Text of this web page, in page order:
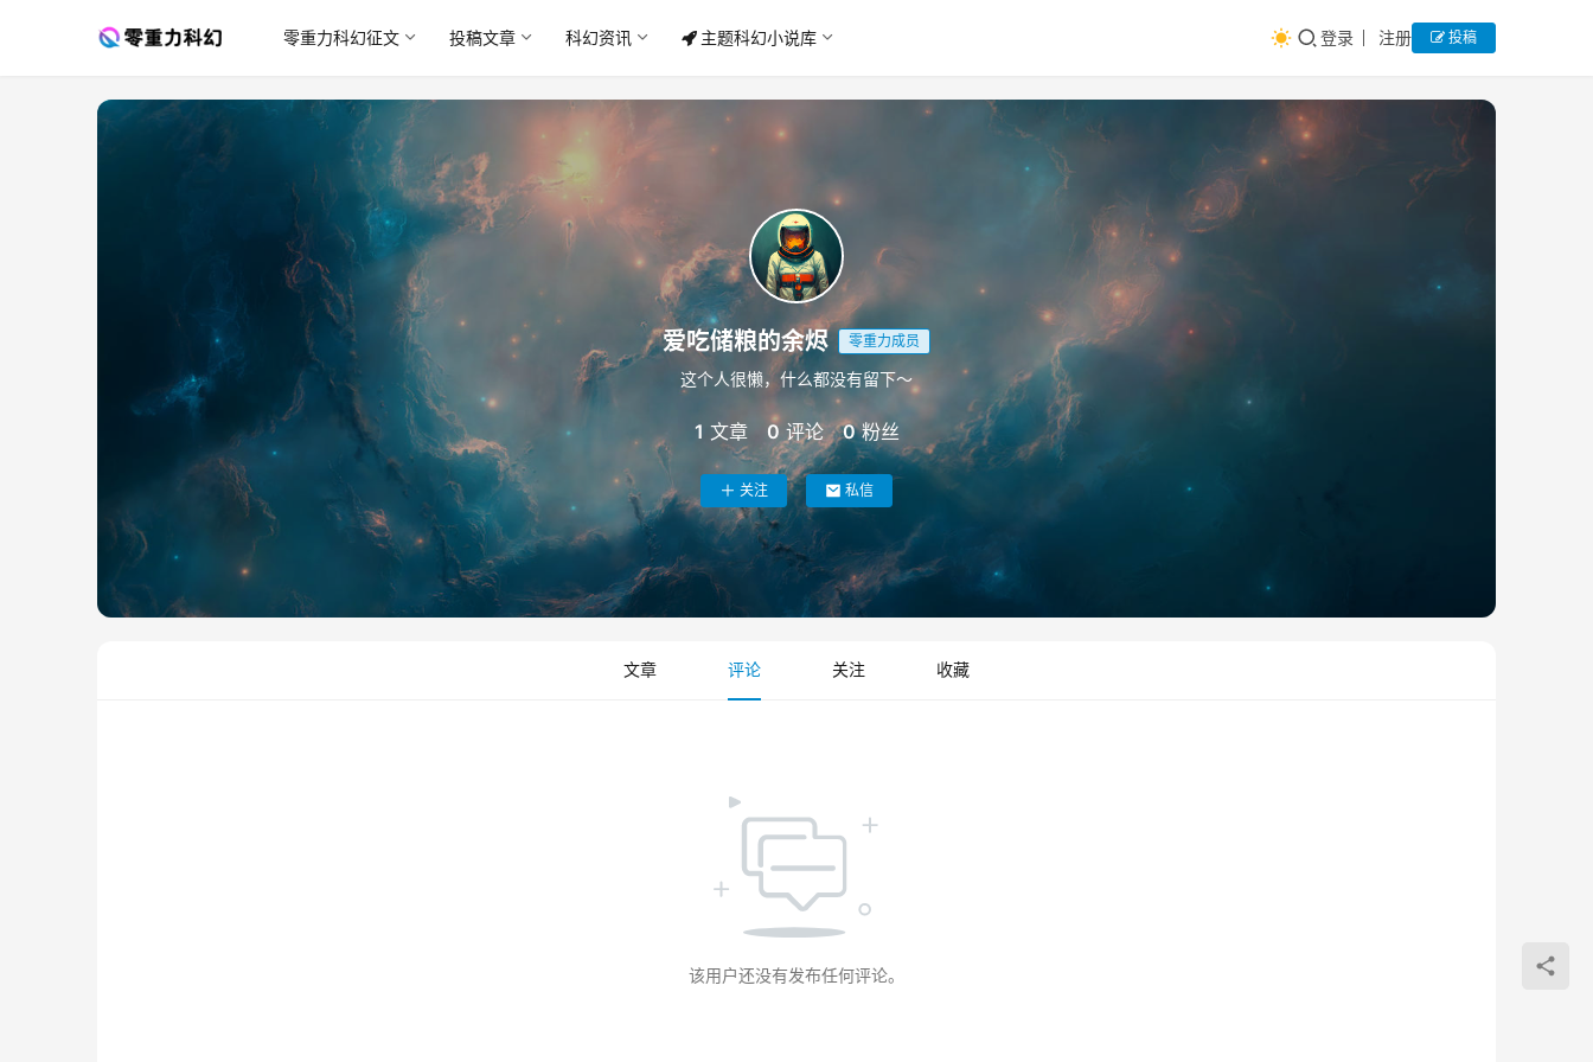
零重力科幻征文 投稿文章 科幻资讯 主题科幻小说库 登录 注册 投稿
爱吃储粮的余烬 零重力成员
这个人很懒，什么都没有留下～
1 文章 0 评论 0 粉丝
关注 私信
文章 评论 关注 收藏
该用户还没有发布任何评论。